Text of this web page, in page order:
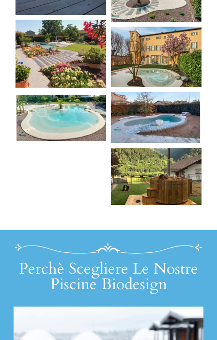
Perchè Scegliere Le Nostre
Piscine Biodesign